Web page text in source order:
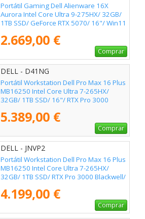
Portátil Gaming Dell Alienware 16X
Aurora Intel Core Ultra 9-275HX/ 32GB/
1TB SSD/ GeForce RTX 5070/ 16"/ Win11
2.669,00 €
Comprar
DELL - D41NG
Portátil Workstation Dell Pro Max 16 Plus
MB16250 Intel Core Ultra 7-265HX/
32GB/ 1TB SSD/ 16"/ RTX Pro 3000
5.389,00 €
Comprar
DELL - JNVP2
Portátil Workstation Dell Pro Max 16 Plus
MB16250 Intel Core Ultra 7-265HX/
32GB/ 1TB SSD/ RTX Pro 3000 Blackwell/
4.199,00 €
Comprar